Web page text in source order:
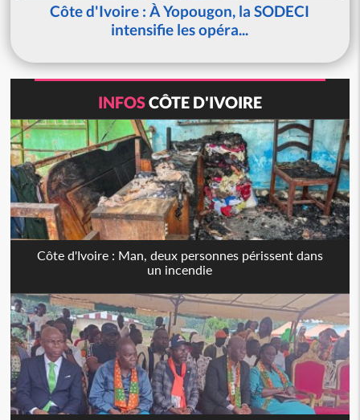
Côte d'Ivoire : À Yopougon, la SODECI
intensifie les opéra...
INFOSCÔTE D'IVOIRE
Côte d'Ivoire : Man, deux personnes périssent dans
un incendie